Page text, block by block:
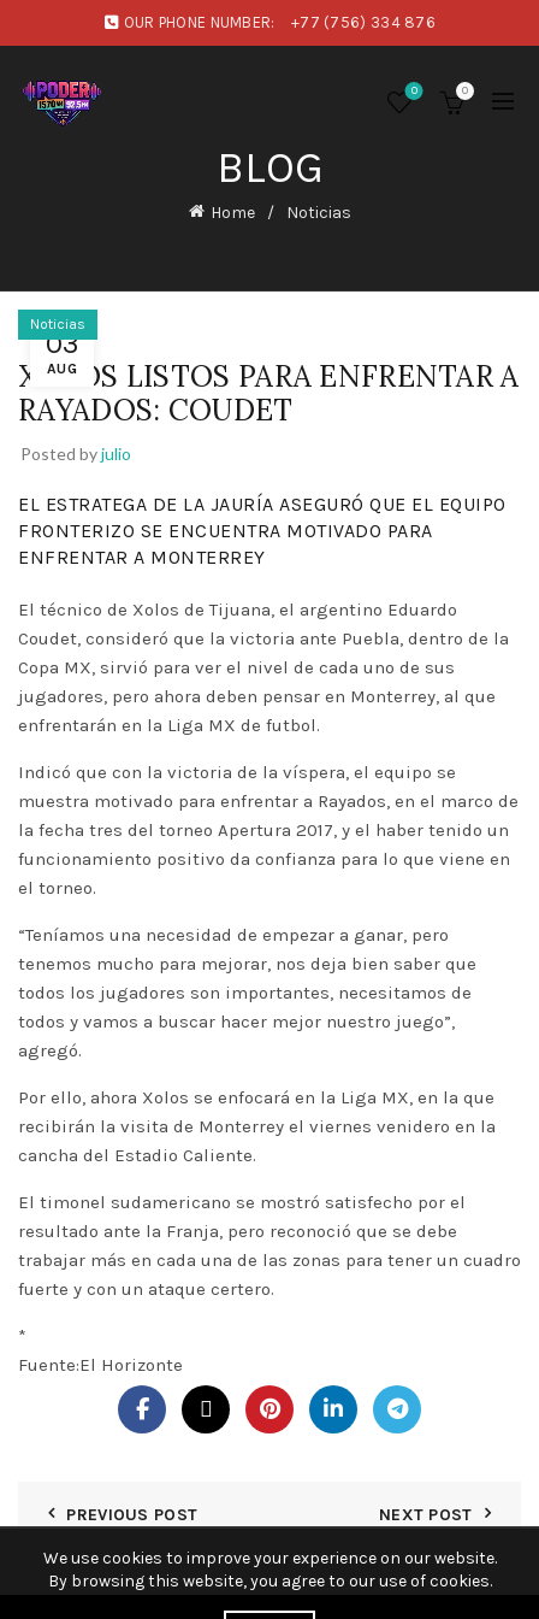
OUR PHONE NUMBER: +77 (756) 334 876
0 0
BLOG
Home Noticias
03
AUG
Noticias
XOLOS LISTOS PARA ENFRENTAR A
RAYADOS: COUDET
Posted byjulio
EL ESTRATEGA DE LA JAURÍA ASEGURÓ QUE EL EQUIPO
FRONTERIZO SE ENCUENTRA MOTIVADO PARA
ENFRENTAR A MONTERREY
El técnico de Xolos de Tijuana, el argentino Eduardo
Coudet, consideró que la victoria ante Puebla, dentro de la
Copa MX, sirvió para ver el nivel de cada uno de sus
jugadores, pero ahora deben pensar en Monterrey, al que
enfrentarán en la Liga MX de futbol.
Indicó que con la victoria de la víspera, el equipo se
muestra motivado para enfrentar a Rayados, en el marco de
la fecha tres del torneo Apertura 2017, y el haber tenido un
funcionamiento positivo da confianza para lo que viene en
el torneo.
“Teníamos una necesidad de empezar a ganar, pero
tenemos mucho para mejorar, nos deja bien saber que
todos los jugadores son importantes, necesitamos de
todos y vamos a buscar hacer mejor nuestro juego”,
agregó.
Por ello, ahora Xolos se enfocará en la Liga MX, en la que
recibirán la visita de Monterrey el viernes venidero en la
cancha del Estadio Caliente.
El timonel sudamericano se mostró satisfecho por el
resultado ante la Franja, pero reconoció que se debe
trabajar más en cada una de las zonas para tener un cuadro
fuerte y con un ataque certero.
*
Fuente:El Horizonte
PREVIOUS POST NEXT POST
We use cookies to improve your experience on our website.
By browsing this website, you agree to our use of cookies.